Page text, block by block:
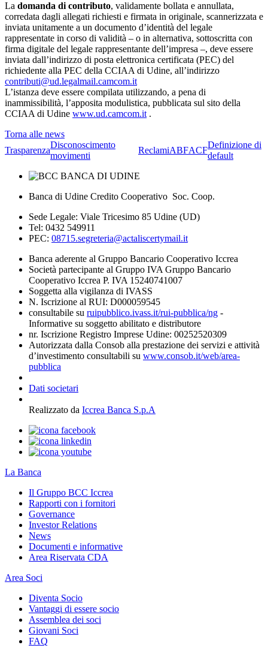
La domanda di contributo, validamente bollata e annullata,
corredata dagli allegati richiesti e firmata in originale, scannerizzata e
inviata unitamente a un documento d’identità del legale
rappresentate in corso di validità – o in alternativa, sottoscritta con
firma digitale del legale rappresentante dell’impresa –, deve essere
inviata dall’indirizzo di posta elettronica certificata (PEC) del
richiedente alla PEC della CCIAA di Udine, all’indirizzo
contributi@ud.legalmail.camcom.it
L’istanza deve essere compilata utilizzando, a pena di
inammissibilità, l’apposita modulistica, pubblicata sul sito della
CCIAA di Udine www.ud.camcom.it .
Torna alle news
Trasparenza
Disconoscimento
movimenti
ReclamiABFACF
Definizione di
default
Banca di Udine Credito Cooperativo Soc. Coop.
Sede Legale: Viale Tricesimo 85 Udine (UD)
Tel: 0432 549911
PEC: 08715.segreteria@actaliscertymail.it
Banca aderente al Gruppo Bancario Cooperativo Iccrea
Società partecipante al Gruppo IVA Gruppo Bancario
Cooperativo Iccrea P. IVA 15240741007
Soggetta alla vigilanza di IVASS
N. Iscrizione al RUI: D000059545
consultabile su ruipubblico.ivass.it/rui-pubblica/ng -
Informative su soggetto abilitato e distributore
nr. Iscrizione Registro Imprese Udine: 00252520309
Autorizzata dalla Consob alla prestazione dei servizi e attività
d’investimento consultabili su www.consob.it/web/area-
pubblica
Dati societari
Realizzato da Iccrea Banca S.p.A
La Banca
Il Gruppo BCC Iccrea
Rapporti con i fornitori
Governance
Investor Relations
News
Documenti e informative
Area Riservata CDA
Area Soci
Diventa Socio
Vantaggi di essere socio
Assemblea dei soci
Giovani Soci
FAQ